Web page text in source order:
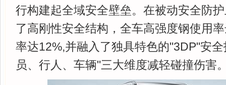
行构建起全域安全壁垒。在被动安全防
了高刚性安全结构，全车高强度钢使用
率达12%,并融入了独具特色的"3DP"安
员、行人、车辆"三大维度减轻碰撞伤害